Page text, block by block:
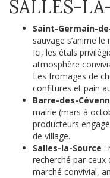
SALLES-
Saint-Germain-
sauvage s’anime
Ici, les étals
atmosphère
Les fromages de
confitures et pain
Barre-des-
mairie (mars à
producteurs
de village.
Salles-la-Source :
recherché par ceux
marché convivial,